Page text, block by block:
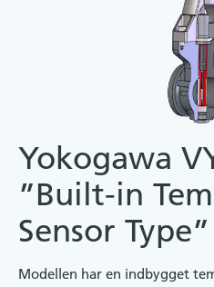
Yokogawa
”Built-in
Sensor Type”
Modellen har en indbygget